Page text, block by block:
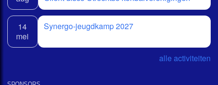
14
mei
Synergo-jeugdkamp 2027
alle activiteiten